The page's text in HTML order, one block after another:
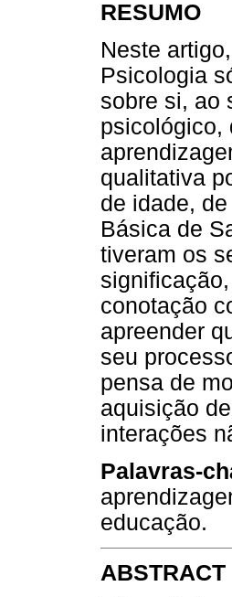
RESUMO
Neste
Psicologia
sobre si, ao
psicológico,
qualitativa
de idade,
Básica de
tiveram os
conotação
apreender
seu
pensa de
aquisição
interações
Palavras-
educação.
ABSTRACT